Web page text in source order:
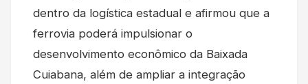
dentro da logística estadual e afirmou que a
ferrovia poderá impulsionar o
desenvolvimento econômico da Baixada
Cuiabana, além de ampliar a integração